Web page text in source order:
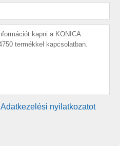
Adatkezelési nyilatkozatot